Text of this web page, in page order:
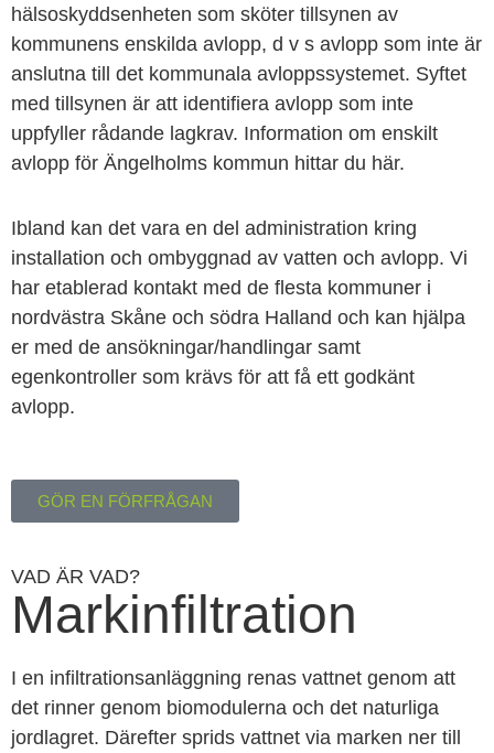
hälsoskyddsenheten som sköter tillsynen av
kommunens enskilda avlopp, d v s avlopp som inte är
anslutna till det kommunala avloppssystemet. Syftet
med tillsynen är att identifiera avlopp som inte
uppfyller rådande lagkrav. Information om enskilt
avlopp för Ängelholms kommun hittar du här.
Ibland kan det vara en del administration kring
installation och ombyggnad av vatten och avlopp. Vi
har etablerad kontakt med de flesta kommuner i
nordvästra Skåne och södra Halland och kan hjälpa
er med de ansökningar/handlingar samt
egenkontroller som krävs för att få ett godkänt
avlopp.
GÖR EN FÖRFRÅGAN
Markinfiltration
I en infiltrationsanläggning renas vattnet genom att
det rinner genom biomodulerna och det naturliga
jordlagret. Därefter sprids vattnet via marken ner till
VAD ÄR VAD?